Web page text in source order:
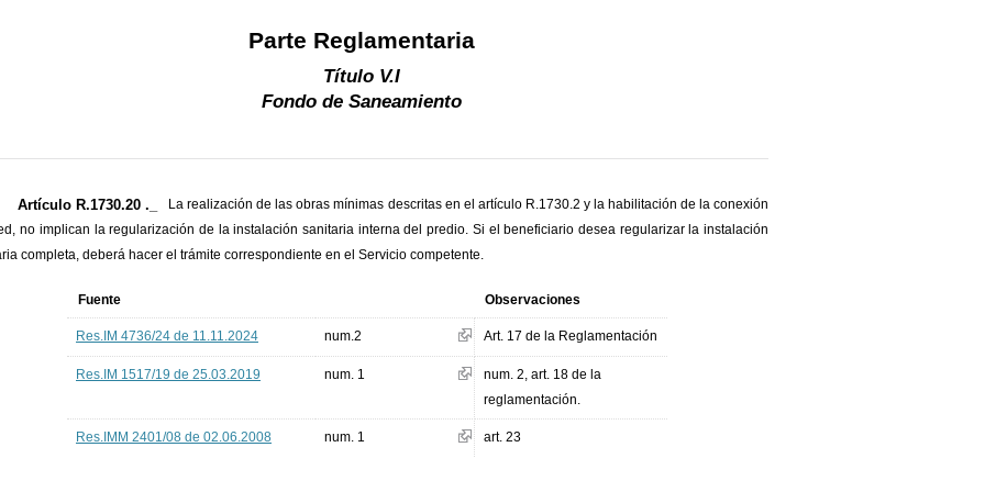
Parte Reglamentaria
Título V.I
Fondo de Saneamiento
Artículo R.1730.20 ._
La realización de las obras mínimas descritas en el artículo R.1730.2 y la habilitación de la conexión
no implican la regularización de la instalación sanitaria interna del predio. Si el beneficiario desea regularizar la instalación
completa, deberá hacer el trámite correspondiente en el Servicio competente.
Fuente Observaciones
Res.IM 4736/24 de 11.11.2024 num.2 Art. 17 de la Reglamentación
Res.IM 1517/19 de 25.03.2019 num. 1
num. 2, art. 18 de la
reglamentación.
Res.IMM 2401/08 de 02.06.2008 num. 1 art. 23